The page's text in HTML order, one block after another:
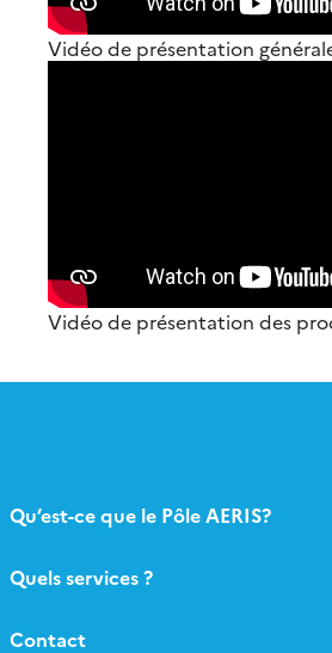
Vidéo de présentation générale
Vidéo de présentation des
Qu’est-ce que le Pôle AERIS?
Quels services ?
Contact